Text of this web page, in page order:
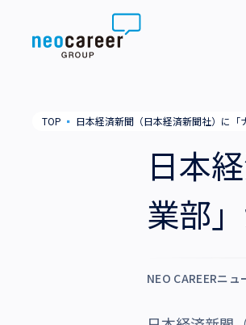
TOP ▪ 日本経済新聞（日本経済新聞社）に
日本
業部
NEO CAREERニュ